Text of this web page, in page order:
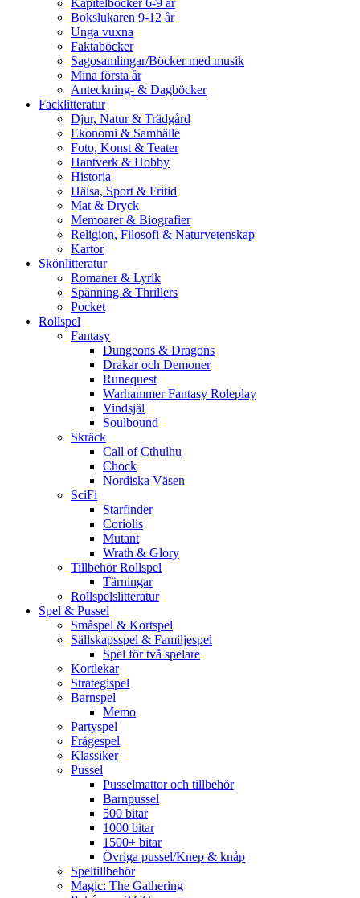
Kapitelböcker 6-9 år
Bokslukaren 9-12 år
Unga vuxna
Faktaböcker
Sagosamlingar/Böcker med musik
Mina första år
Anteckning- & Dagböcker
Facklitteratur
Djur, Natur & Trädgård
Ekonomi & Samhälle
Foto, Konst & Teater
Hantverk & Hobby
Historia
Hälsa, Sport & Fritid
Mat & Dryck
Memoarer & Biografier
Religion, Filosofi & Naturvetenskap
Kartor
Skönlitteratur
Romaner & Lyrik
Spänning & Thrillers
Pocket
Rollspel
Fantasy
Dungeons & Dragons
Drakar och Demoner
Runequest
Warhammer Fantasy Roleplay
Vindsjäl
Soulbound
Skräck
Call of Cthulhu
Chock
Nordiska Väsen
SciFi
Starfinder
Coriolis
Mutant
Wrath & Glory
Tillbehör Rollspel
Tärningar
Rollspelslitteratur
Spel & Pussel
Småspel & Kortspel
Sällskapsspel & Familjespel
Spel för två spelare
Kortlekar
Strategispel
Barnspel
Memo
Partyspel
Frågespel
Klassiker
Pussel
Pusselmattor och tillbehör
Barnpussel
500 bitar
1000 bitar
1500+ bitar
Övriga pussel/Knep & knåp
Speltillbehör
Magic: The Gathering